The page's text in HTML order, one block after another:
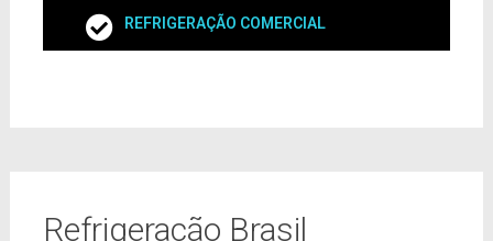
REFRIGERAÇÃO COMERCIAL
Refrigeração Brasil